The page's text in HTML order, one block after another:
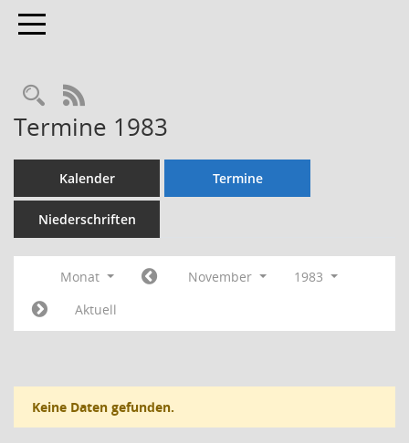
Toggle navigation
Rechercheauswahl
RSS-Feed
Termine 1983
Kalender Termine
Niederschriften
Monat November
1983
Aktuell
Keine Daten gefunden.